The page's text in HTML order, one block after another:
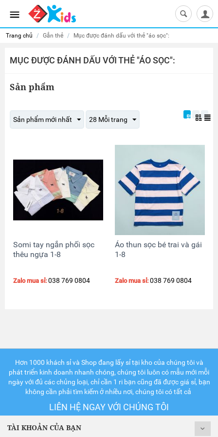
Trang chủ / Gắn thẻ / Mục được đánh dấu với thẻ "áo sọc":
MỤC ĐƯỢC ĐÁNH DẤU VỚI THẺ "ÁO SỌC":
Sản phẩm
Sản phẩm mới nhất 28 Mỗi trang
Somi tay ngắn phối sọc
thêu ngựa 1-8
Zalo mua sỉ: 038 769 0804
Áo thun sọc bé trai và gái
1-8
Zalo mua sỉ: 038 769 0804
Hơn 1000 khách sỉ và Shop đang lấy sỉ tại kho của chúng tôi và
phát triển kinh doanh nhanh chóng, chúng tôi luôn có mẫu mới mỗi
ngày với đủ các chủng loại, chỉ cần 1 ri bạn cũng đã được giá sỉ, bạn
không cần phải tìm kiếm ở nhiều nơi, chúng tôi có tất cả
LIÊN HỆ NGAY VỚI CHÚNG TÔI
TÀI KHOẢN CỦA BẠN